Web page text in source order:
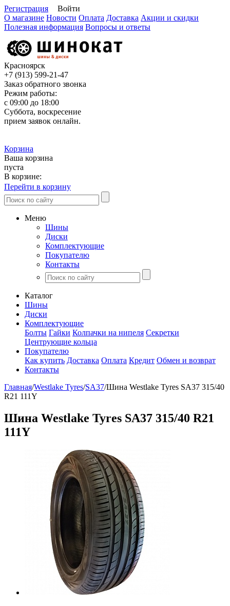
Регистрация
Войти
О магазине Новости Оплата Доставка Акции и скидки
Полезная информация Вопросы и ответы
Красноярск
+7 (913) 599-21-47
Заказ обратного звонка
Режим работы:
с 09:00 до 18:00
Суббота, воскресение
прием заявок онлайн.
Корзина
Ваша корзина
пуста
В корзине:
Перейти в корзину
Меню
Шины
Диски
Комплектующие
Покупателю
Контакты
Каталог
Шины
Диски
Комплектующие
Болты Гайки Колпачки на нипеля Секретки
Центрующие кольца
Покупателю
Как купить Доставка Оплата Кредит Обмен и возврат
Контакты
Главная/Westlake Tyres/SA37/Шина Westlake Tyres SA37 315/40
R21 111Y
Шина Westlake Tyres SA37 315/40 R21
111Y